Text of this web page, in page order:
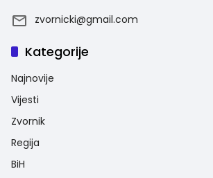
zvornicki@gmail.com
Kategorije
Najnovije
Vijesti
Zvornik
Regija
BiH